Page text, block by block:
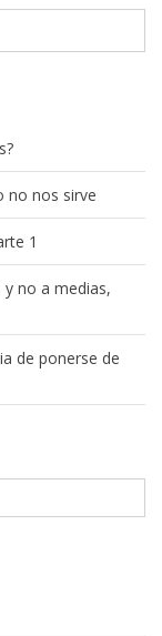
no nos sirve
1
no a medias,
de ponerse de